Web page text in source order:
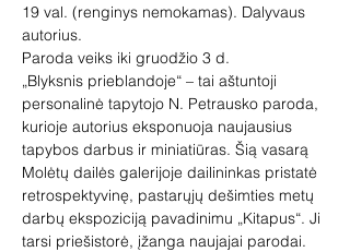
19 val. (renginys nemokamas). Dalyvaus
autorius.
Paroda veiks iki gruodžio 3 d.
„Blyksnis prieblandoje“ – tai aštuntoji
personalinė tapytojo N. Petrausko paroda,
kurioje autorius eksponuoja naujausius
tapybos darbus ir miniatiūras. Šią vasarą
Molėtų dailės galerijoje dailininkas pristatė
retrospektyvinę, pastarųjų dešimties metų
darbų ekspoziciją pavadinimu „Kitapus“. Ji
tarsi priešistorė, įžanga naujajai parodai.